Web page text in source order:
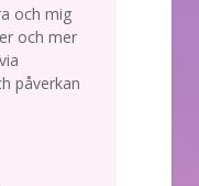
och mig
och mer
påverkan